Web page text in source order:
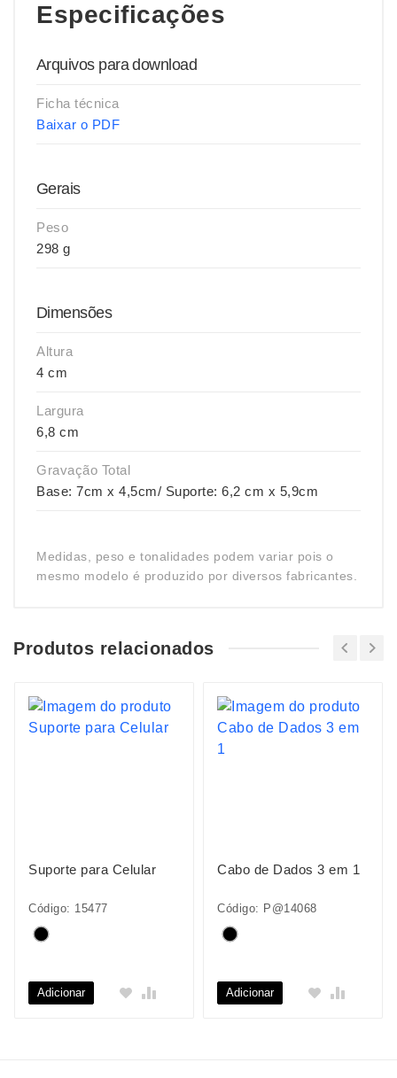
Especificações
Arquivos para download
Ficha técnica
Baixar o PDF
Gerais
Peso
298 g
Dimensões
Altura
4 cm
Largura
6,8 cm
Gravação Total
Base: 7cm x 4,5cm/ Suporte: 6,2 cm x 5,9cm
Medidas, peso e tonalidades podem variar pois o
mesmo modelo é produzido por diversos fabricantes.
Produtos relacionados
Suporte para Celular
Código: 15477
Adicionar
Cabo de Dados 3 em 1
Código: P@14068
Adicionar